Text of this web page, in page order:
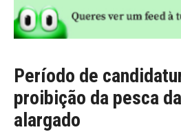
Período de
proibição da pesca
alargado